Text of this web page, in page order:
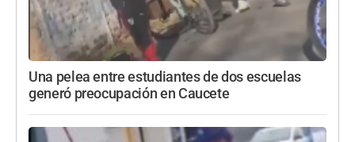
Una pelea entre estudiantes de dos escuelas
generó preocupación en Caucete